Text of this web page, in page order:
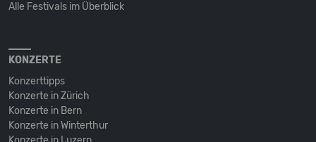
Alle Festivals im Überblick
KONZERTE
Konzerttipps
Konzerte in Zürich
Konzerte in Bern
Konzerte in Winterthur